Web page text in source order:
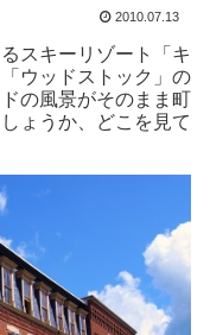
2010.07.13
スキーリゾート「キ
ウッドストック」の
の風景がそのまま町
ょうか、どこを見て